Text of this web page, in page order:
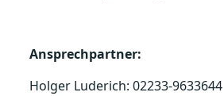
Ansprechpartner:
Holger Luderich: 02233-9633644